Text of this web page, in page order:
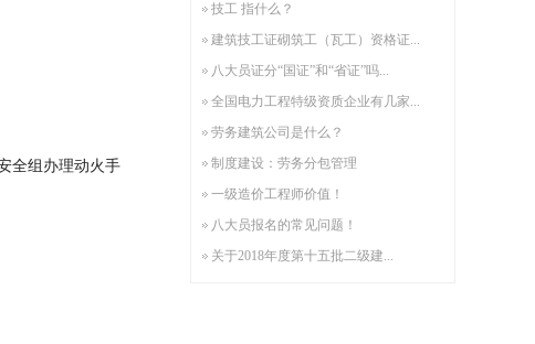
全组办理动火手
技工 指什么？
建筑技工证砌筑工（瓦工）资格证...
八大员证分“国证”和“省证”吗...
全国电力工程特级资质企业有几家...
劳务建筑公司是什么？
制度建设：劳务分包管理
一级造价工程师价值！
八大员报名的常见问题！
关于2018年度第十五批二级建...